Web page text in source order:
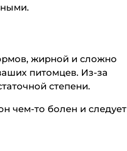
жирной и сложно
питомцев. Из-за
степени.
чем-то болен и следует